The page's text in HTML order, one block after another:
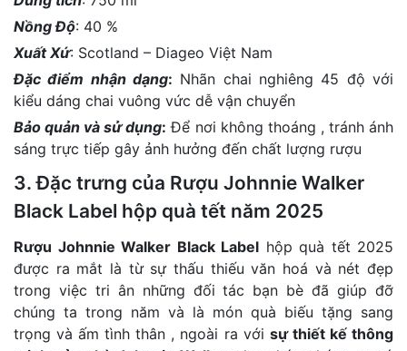
Nồng Độ: 40 %
Xuất Xứ: Scotland – Diageo Việt Nam
Đặc điểm nhận dạng: Nhãn chai nghiêng 45 độ với
kiểu dáng chai vuông vức dễ vận chuyển
Bảo quản và sử dụng: Để nơi không thoáng , tránh ánh
sáng trực tiếp gây ảnh hưởng đến chất lượng rượu
3. Đặc trưng của Rượu Johnnie Walker
Black Label hộp quà tết năm 2025
Rượu Johnnie Walker Black Label hộp quà tết 2025
được ra mắt là từ sự thấu thiếu văn hoá và nét đẹp
trong việc tri ân những đối tác bạn bè đã giúp đỡ
chúng ta trong năm và là món quà biếu tặng sang
trọng và ấm tình thân , ngoài ra với sự thiết kế thông